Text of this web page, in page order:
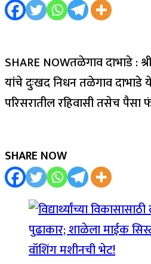
SHARE NOWतळेगाव दाभाडे :
यांचे दुःखद निधन तळेगाव दाभाडे
परिसरातील रहिवासी तसेच पैसा
SHARE NOW